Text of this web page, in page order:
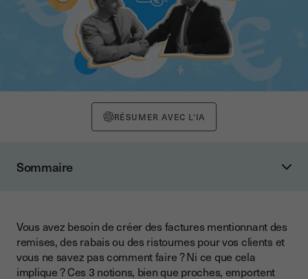
RÉSUMER AVEC L'IA
Sommaire
Qu’est-ce qu’une facture avec un rabais ?
Qu’est-ce qu’une facture avec une ristourne ?
Vous avez besoin de créer des factures mentionnant des
remises, des rabais ou des ristournes pour vos clients et
vous ne savez pas comment faire ? Ni ce que cela
implique ? Ces 3 notions, bien que proches, emportent